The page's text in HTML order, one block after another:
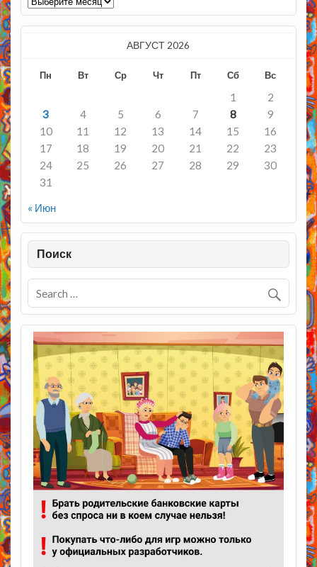
АВГУСТ 2026
Пн Вт Ср Чт Пт Сб Вс
« Июн
1
2
3
4 5 6 7 8
9
10
11 12 13 14 15
16
17
18 19 20 21 22
23
24
25 26 27 28 29
30
31
Поиск